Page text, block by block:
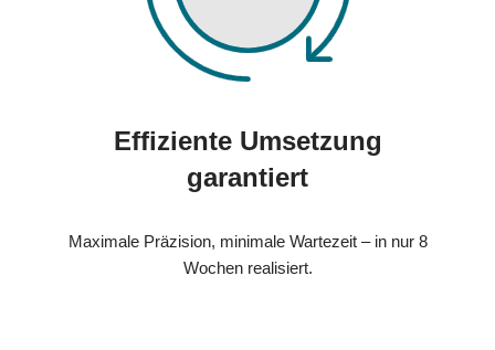
Effiziente Umsetzung
garantiert
Maximale Präzision, minimale Wartezeit – in nur 8
Wochen realisiert.